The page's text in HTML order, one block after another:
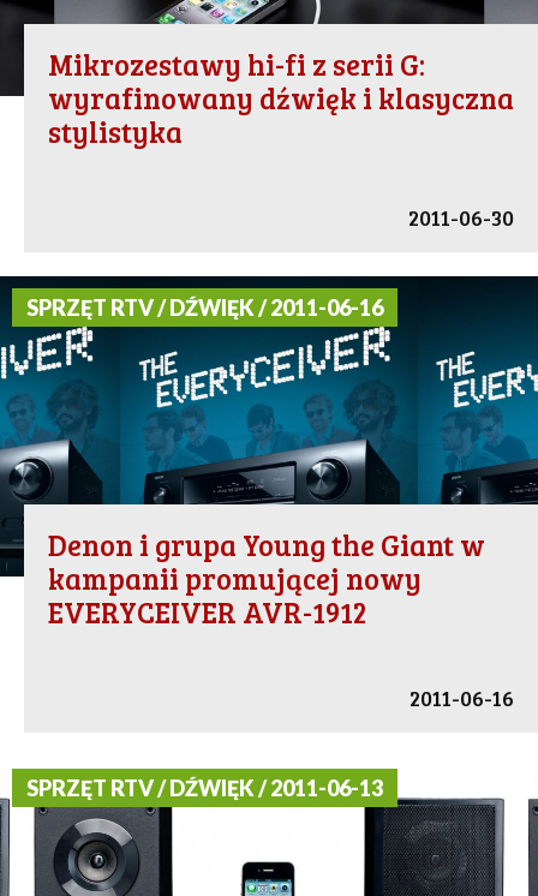
Mikrozestawy hi-fi z serii G:
wyrafinowany dźwięk i klasyczna
stylistyka
2011-06-30
SPRZĘT RTV / DŹWIĘK / 2011-06-16
Denon i grupa Young the Giant w
kampanii promującej nowy
EVERYCEIVER AVR-1912
2011-06-16
SPRZĘT RTV / DŹWIĘK / 2011-06-13